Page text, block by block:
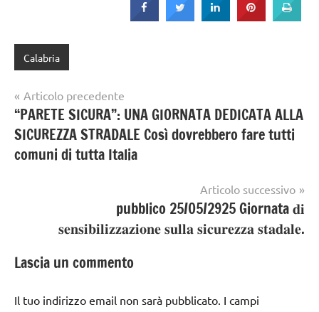
Calabria
Navigazione
articoli
Articolo precedente
“PARETE SICURA”: UNA GIORNATA DEDICATA ALLA
SICUREZZA STRADALE Così dovrebbero fare tutti
comuni di tutta Italia
Articolo successivo
pubblico 25/05/2925 Giornata 𝐝𝐢
𝐬𝐞𝐧𝐬𝐢𝐛𝐢𝐥𝐢𝐳𝐳𝐚𝐳𝐢𝐨𝐧𝐞 𝐬𝐮𝐥𝐥𝐚 𝐬𝐢𝐜𝐮𝐫𝐞𝐳𝐳𝐚 𝐬𝐭𝐚𝐝𝐚𝐥𝐞.
Lascia un commento
Il tuo indirizzo email non sarà pubblicato. I campi